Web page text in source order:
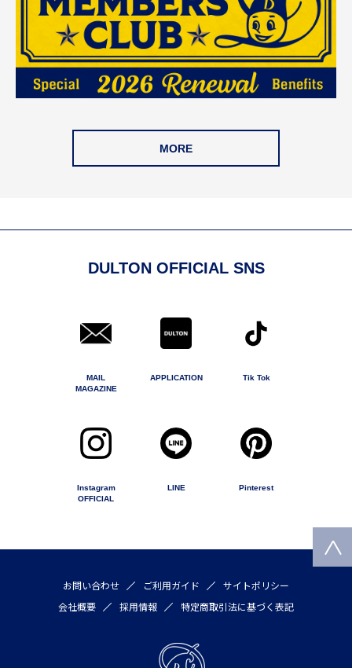
MORE
DULTON OFFICIAL SNS
MAIL
MAGAZINE
APPLICATION Tik Tok
Instagram
OFFICIAL
LINE Pinterest
お問い合わせ ご利用ガイド
サイトポリシー
会社概要
採用情報 特定商取引法に基づく表記